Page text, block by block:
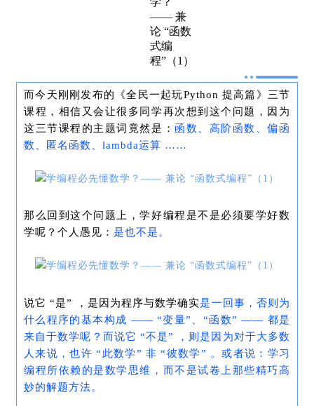
而今天刚刚发布的《全民一起玩Python 提高篇》三节
课程，相信又会让很多同学再次想到这个问题，因为
这三节课程的主题词竟然是： 函数 、 高阶函数 、偏函
数 、 匿名函数 、 lambda运算 ……
那么回到这个问题上，学好编程是不是必须要学好数
学呢？个人愚见： 是也不是。
说它 “是” ，是因为程序与数学确实是一回事 ，否则为
什么程序的基本构成 —— “变量”、“函数” —— 都是
来自于数学呢？而说它 “不是” ，则是因为对于大多数
人来说，也许 “此数学” 非 “彼数学” 。或者说：学习
编程所依赖的是数学思维 ，而不是试卷上那些精巧高
妙的解题方法。